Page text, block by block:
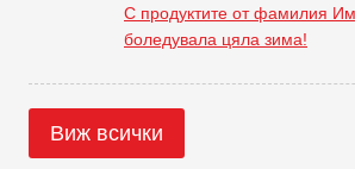
С продуктите от фамилия
боледувала цяла зима!
Виж всички